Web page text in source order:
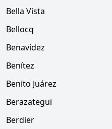
Bella Vista
Bellocq
Benavídez
Benítez
Benito Juárez
Berazategui
Berdier